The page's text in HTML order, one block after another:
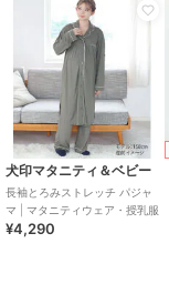
犬印マタニティ＆ベビー
長袖とろみストレッチ パジャ
マ | マタニティウェア・授乳服
¥4,290